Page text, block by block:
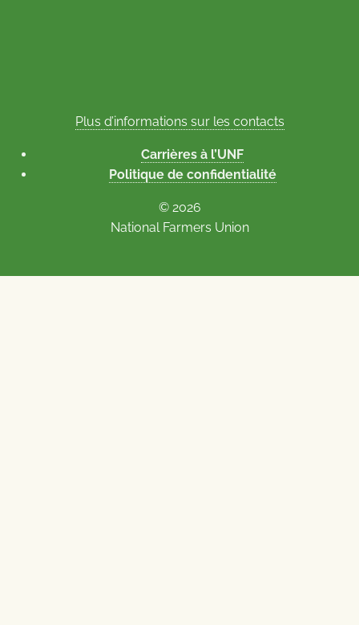
Plus d’informations sur les contacts
Carrières à l’UNF
Politique de confidentialité
© 2026
National Farmers Union